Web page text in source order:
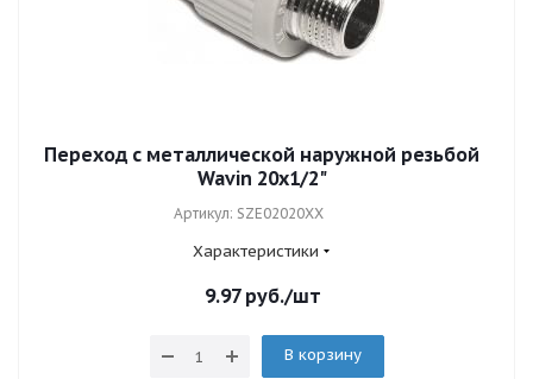
Переход с металлической наружной резьбой
Wavin 20x1/2"
Артикул: SZE02020XX
Характеристики
9.97руб./шт
В корзину